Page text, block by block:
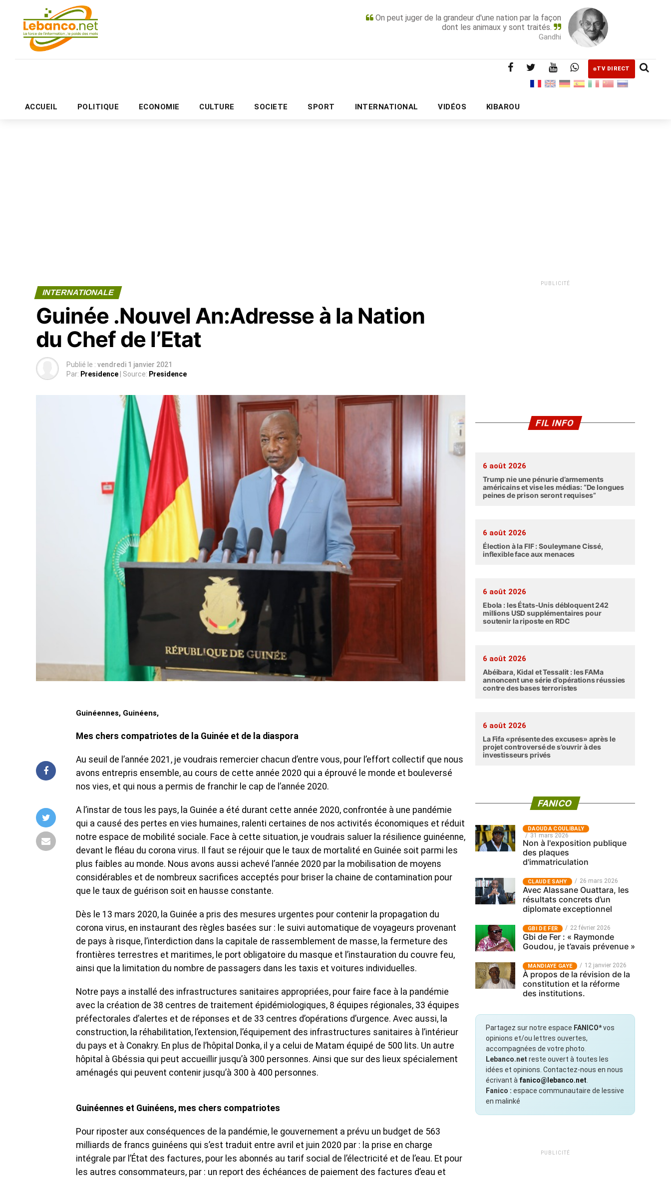
On peut juger de la grandeur d'une nation par la façon
dont les animaux y sont traités.
Gandhi
TV DIRECT
ACCUEIL POLITIQUE ECONOMIE CULTURE SOCIETE SPORT INTERNATIONAL VIDÉOS KIBAROU
PUBLICITÉ
INTERNATIONALE
Guinée .Nouvel An:Adresse à la Nation
du Chef de l’Etat
Publié le : vendredi 1 janvier 2021
Par: Presidence | Source: Presidence
Guinéennes, Guinéens,
Mes chers compatriotes de la Guinée et de la diaspora
Au seuil de l’année 2021, je voudrais remercier chacun d’entre vous, pour l’effort collectif que nous
avons entrepris ensemble, au cours de cette année 2020 qui a éprouvé le monde et bouleversé
nos vies, et qui nous a permis de franchir le cap de l’année 2020.
A l’instar de tous les pays, la Guinée a été durant cette année 2020, confrontée à une pandémie
qui a causé des pertes en vies humaines, ralenti certaines de nos activités économiques et réduit
notre espace de mobilité sociale. Face à cette situation, je voudrais saluer la résilience guinéenne,
devant le fléau du corona virus. Il faut se réjouir que le taux de mortalité en Guinée soit parmi les
plus faibles au monde. Nous avons aussi achevé l’année 2020 par la mobilisation de moyens
considérables et de nombreux sacrifices acceptés pour briser la chaine de contamination pour
que le taux de guérison soit en hausse constante.
Dès le 13 mars 2020, la Guinée a pris des mesures urgentes pour contenir la propagation du
corona virus, en instaurant des règles basées sur : le suivi automatique de voyageurs provenant
de pays à risque, l’interdiction dans la capitale de rassemblement de masse, la fermeture des
frontières terrestres et maritimes, le port obligatoire du masque et l’instauration du couvre feu,
ainsi que la limitation du nombre de passagers dans les taxis et voitures individuelles.
Notre pays a installé des infrastructures sanitaires appropriées, pour faire face à la pandémie
avec la création de 38 centres de traitement épidémiologiques, 8 équipes régionales, 33 équipes
préfectorales d’alertes et de réponses et de 33 centres d’opérations d’urgence. Avec aussi, la
construction, la réhabilitation, l’extension, l’équipement des infrastructures sanitaires à l’intérieur
du pays et à Conakry. En plus de l’hôpital Donka, il y a celui de Matam équipé de 500 lits. Un autre
hôpital à Gbéssia qui peut accueillir jusqu’à 300 personnes. Ainsi que sur des lieux spécialement
aménagés qui peuvent contenir jusqu’à 300 à 400 personnes.
Guinéennes et Guinéens, mes chers compatriotes
Pour riposter aux conséquences de la pandémie, le gouvernement a prévu un budget de 563
milliards de francs guinéens qui s’est traduit entre avril et juin 2020 par : la prise en charge
intégrale par l’État des factures, pour les abonnés au tarif social de l’électricité et de l’eau. Et pour
les autres consommateurs, par : un report des échéances de paiement des factures d’eau et
PUBLICITÉ
FIL INFO
6 août 2026
Trump nie une pénurie d’armements
américains et vise les médias: “De longues
peines de prison seront requises”
6 août 2026
Élection à la FIF : Souleymane Cissé,
inflexible face aux menaces
6 août 2026
Ebola : les États-Unis débloquent 242
millions USD supplémentaires pour
soutenir la riposte en RDC
6 août 2026
Abéibara, Kidal et Tessalit : les FAMa
annoncent une série d’opérations réussies
contre des bases terroristes
6 août 2026
La Fifa «présente des excuses» après le
projet controversé de s’ouvrir à des
investisseurs privés
FANICO
‎DAOUDA COULIBALY
31 mars 2026
Non à l'exposition publique
des plaques
d'immatriculation
CLAUDE SAHY 26 mars 2026
Avec Alassane Ouattara, les
résultats concrets d’un
diplomate exceptionnel
GBI DE FER 22 février 2026
Gbi de Fer : « Raymonde
Goudou, je t’avais prévenue »
MANDIAYE GAYE 12 janvier 2026
À propos de la révision de la
constitution et la réforme
des institutions.
Partagez sur notre espace FANICO*vos
opinions et/ou lettres ouvertes,
accompagnées de votre photo.
Lebanco.net reste ouvert à toutes les
idées et opinions. Contactez-nous en nous
écrivant à fanico@lebanco.net
Fanico : espace communautaire de lessive
en malinké
PUBLICITÉ